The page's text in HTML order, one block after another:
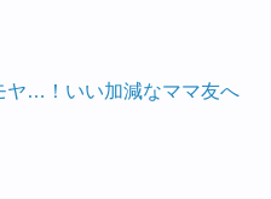
ヤ…！いい加減なママ友へ